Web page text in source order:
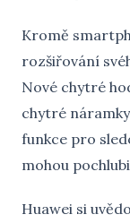
Kromě
rozšiřování
Nové chytré
chytré
funkce pro
mohou
Huawei si